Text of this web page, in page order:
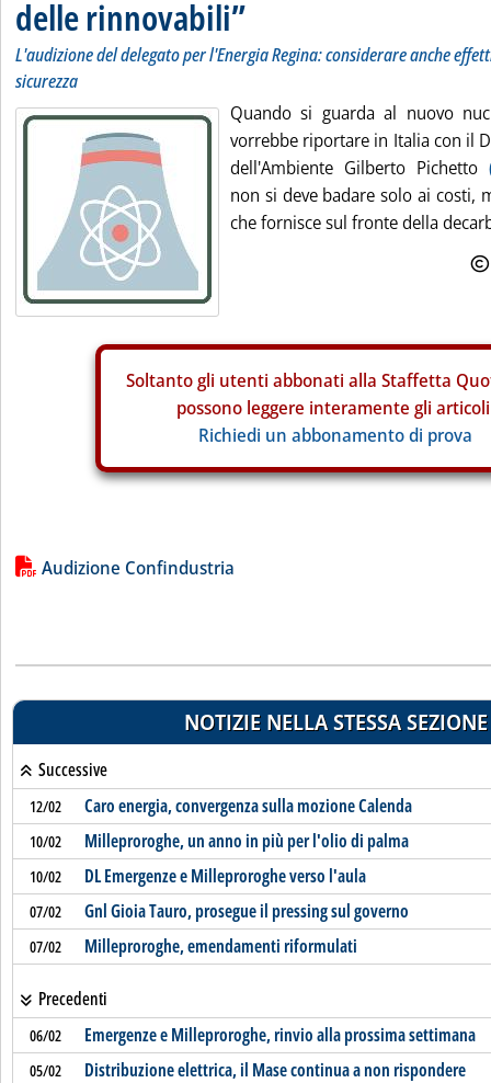
delle rinnovabili”
L'audizione del delegato per l'Energia Regina: considerare anche
sicurezza
Quando si guarda al nuovo
vorrebbe riportare in Italia con il
dell'Ambiente Gilberto Pichetto
non si deve badare solo ai costi,
che fornisce sul fronte della
Soltanto gli utenti abbonati alla Staffetta
possono leggere interamente gli
Richiedi un abbonamento di prova
Lista allegati PDF alla notizia
Audizione Confindustria
NOTIZIE NELLA STESSA SEZIONE
Successive
12/02 Caro energia, convergenza sulla mozione Calenda
10/02 Milleproroghe, un anno in più per l'olio di palma
10/02 DL Emergenze e Milleproroghe verso l'aula
07/02 Gnl Gioia Tauro, prosegue il pressing sul governo
07/02 Milleproroghe, emendamenti riformulati
Precedenti
06/02 Emergenze e Milleproroghe, rinvio alla prossima settimana
05/02 Distribuzione elettrica, il Mase continua a non rispondere